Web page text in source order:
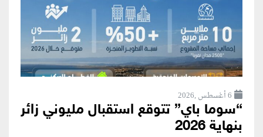
6 أغسطس ,2026
“سوما باي” تتوقع استقبال مليوني زائر
بنهاية 2026